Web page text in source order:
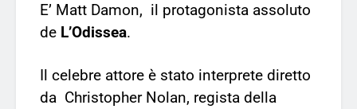
E’ Matt Damon, il protagonista assoluto
de L’Odissea.
Il celebre attore è stato interprete diretto
da Christopher Nolan, regista della